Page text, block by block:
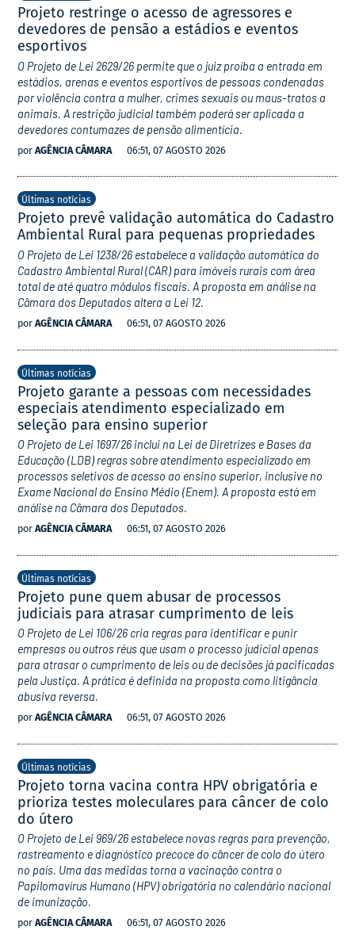
Projeto restringe o acesso de agressores e
devedores de pensão a estádios e eventos
esportivos
O Projeto de Lei 2629/26 permite que o juiz proíba a entrada em
estádios, arenas e eventos esportivos de pessoas condenadas
por violência contra a mulher, crimes sexuais ou maus-tratos a
animais. A restrição judicial também poderá ser aplicada a
devedores contumazes de pensão alimentícia.
por AGÊNCIA CÂMARA 06:51, 07 AGOSTO 2026
Últimas notícias
Projeto prevê validação automática do Cadastro
Ambiental Rural para pequenas propriedades
O Projeto de Lei 1238/26 estabelece a validação automática do
Cadastro Ambiental Rural (CAR) para imóveis rurais com área
total de até quatro módulos fiscais. A proposta em análise na
Câmara dos Deputados altera a Lei 12.
por AGÊNCIA CÂMARA 06:51, 07 AGOSTO 2026
Últimas notícias
Projeto garante a pessoas com necessidades
especiais atendimento especializado em
seleção para ensino superior
O Projeto de Lei 1697/26 inclui na Lei de Diretrizes e Bases da
Educação (LDB) regras sobre atendimento especializado em
processos seletivos de acesso ao ensino superior, inclusive no
Exame Nacional do Ensino Médio (Enem). A proposta está em
análise na Câmara dos Deputados.
por AGÊNCIA CÂMARA 06:51, 07 AGOSTO 2026
Últimas notícias
Projeto pune quem abusar de processos
judiciais para atrasar cumprimento de leis
O Projeto de Lei 106/26 cria regras para identificar e punir
empresas ou outros réus que usam o processo judicial apenas
para atrasar o cumprimento de leis ou de decisões já pacificadas
pela Justiça. A prática é definida na proposta como litigância
abusiva reversa.
por AGÊNCIA CÂMARA 06:51, 07 AGOSTO 2026
Últimas notícias
Projeto torna vacina contra HPV obrigatória e
prioriza testes moleculares para câncer de colo
do útero
O Projeto de Lei 969/26 estabelece novas regras para prevenção,
rastreamento e diagnóstico precoce do câncer de colo do útero
no país. Uma das medidas torna a vacinação contra o
Papilomavírus Humano (HPV) obrigatória no calendário nacional
de imunização.
por AGÊNCIA CÂMARA 06:51, 07 AGOSTO 2026